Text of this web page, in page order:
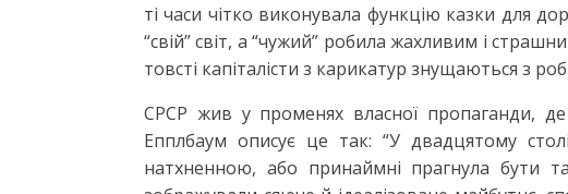
ті часи чітко виконувала функцію казки для
“свій” світ, а “чужий” робила жахливим і
товсті капіталісти з карикатур знущаються з
СРСР жив у променях власної пропаганди,
Епплбаум описує це так: “У двадцятому
натхненною, або принаймні прагнула бути